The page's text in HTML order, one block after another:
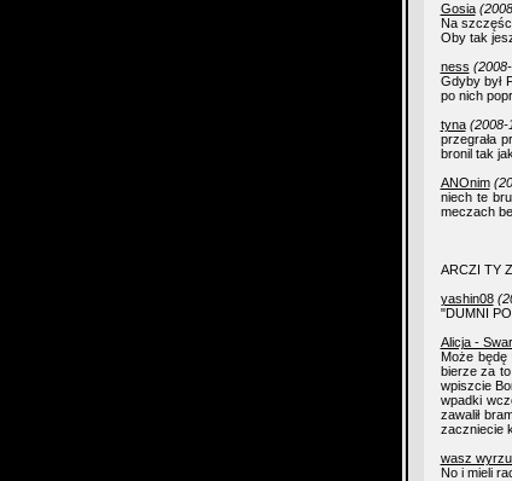
Gosia
Na
Oby tak
ness
Gdyby był
po nich
tyna (2008-
przegrała
bronil tak
ANOnim
niech te
meczach
ARCZI TY
yashin08
"DUMNI
Alicja -
Może
bierze za
wpiszcie
wpadki
zawalił
zaczniecie
wasz
No i mieli